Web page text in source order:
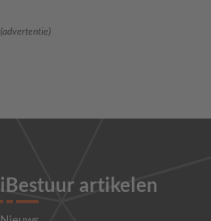
(advertentie)
iBestuur artikelen